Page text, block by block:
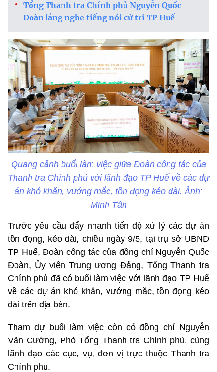
Tổng Thanh tra Chính phủ Nguyễn Quốc
Đoàn lắng nghe tiếng nói cử tri TP Huế
Quang cảnh buổi làm việc giữa Đoàn công tác của
Thanh tra Chính phủ với lãnh đạo TP Huế về các dự
án khó khăn, vướng mắc, tồn đọng kéo dài. Ảnh:
Minh Tân
Trước yêu cầu đẩy nhanh tiến độ xử lý các dự án
tồn đọng, kéo dài, chiều ngày 9/5, tại trụ sở UBND
TP Huế, Đoàn công tác của đồng chí Nguyễn Quốc
Đoàn, Ủy viên Trung ương Đảng, Tổng Thanh tra
Chính phủ đã có buổi làm việc với lãnh đạo TP Huế
về các dự án khó khăn, vướng mắc, tồn đọng kéo
dài trên địa bàn.
Tham dự buổi làm việc còn có đồng chí Nguyễn
Văn Cường, Phó Tổng Thanh tra Chính phủ, cùng
lãnh đạo các cục, vụ, đơn vị trực thuộc Thanh tra
Chính phủ.